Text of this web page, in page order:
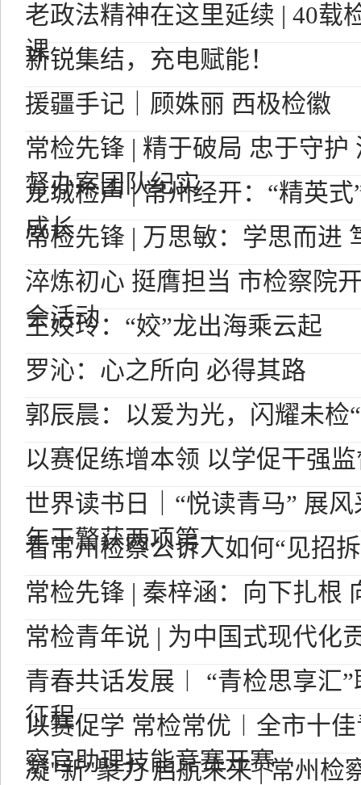
老政法精神在这里延续 | 40载
课
新锐集结，充电赋能！
援疆手记｜顾姝丽 西极检徽
常检先锋 | 精于破局 忠于守护
督办案团队纪实
龙城检声 | 常州经开：“精英
成长
常检先锋 | 万思敏：学思而进
淬炼初心 挺膺担当 市检察院
会活动
王姣玲：“姣”龙出海乘云起
罗沁：心之所向 必得其路
郭辰晨：以爱为光，闪耀未检
以赛促练增本领 以学促干强
世界读书日｜“悦读青马” 展
年干警获两项第一
看常州检察公诉人如何“见招
常检先锋 | 秦梓涵：向下扎根
常检青年说 | 为中国式现代化
青春共话发展︱ “青检思享汇
征程
以赛促学 常检常优︱全市十
察官助理技能竞赛开赛
凝"新"聚力 启航未来 | 常州检